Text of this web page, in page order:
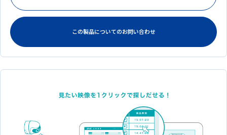
この製品についてのお問い合わせ